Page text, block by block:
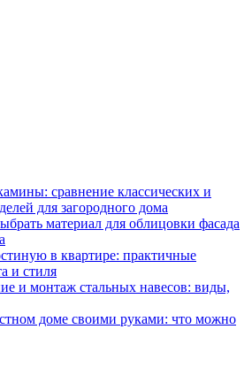
сравнение классических и
для загородного дома
материал для облицовки фасада
в квартире: практичные
и стиля
и монтаж стальных навесов: виды,
доме своими руками: что можно